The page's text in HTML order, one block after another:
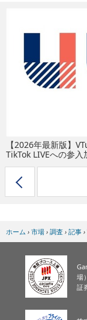
イベント/セミナー
eスポーツ
【2026年最新版】
TikTok LIVEへの参
ホーム › 市場 › 調査 › 記事 ›
場
証